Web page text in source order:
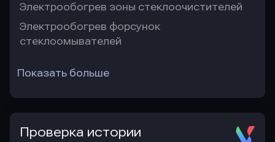
Электрообогрев зоны стеклоочистителей
Электрообогрев форсунок
стеклоомывателей
Показать больше
Проверка истории